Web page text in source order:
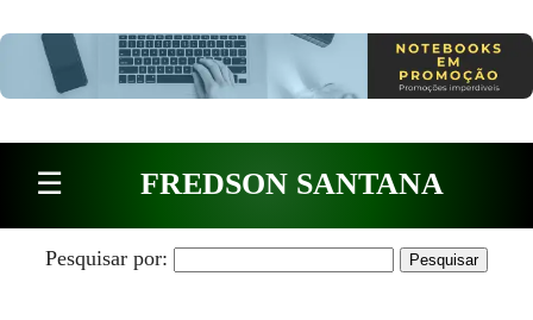
☰ FREDSON SANTANA
Pesquisar por: